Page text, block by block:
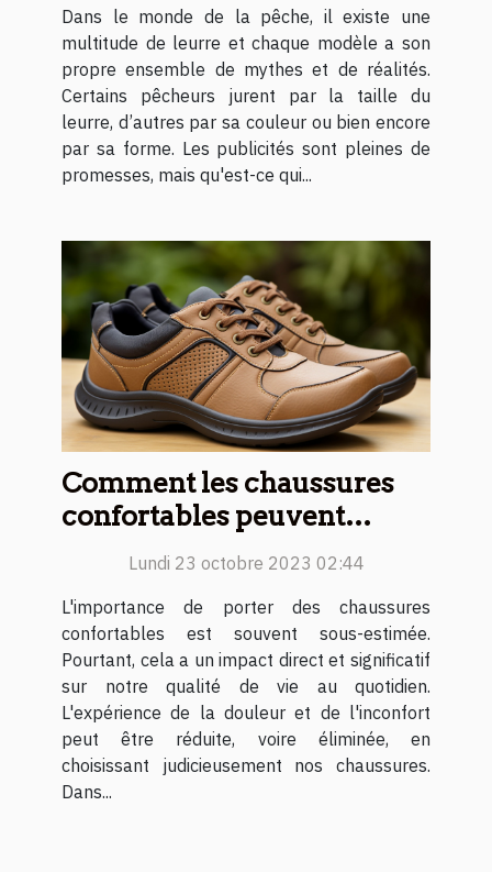
Dans le monde de la pêche, il existe une
multitude de leurre et chaque modèle a son
propre ensemble de mythes et de réalités.
Certains pêcheurs jurent par la taille du
leurre, d’autres par sa couleur ou bien encore
par sa forme. Les publicités sont pleines de
promesses, mais qu'est-ce qui...
Comment les chaussures
confortables peuvent
améliorer votre qualité de
Lundi 23 octobre 2023 02:44
L'importance de porter des chaussures
confortables est souvent sous-estimée.
Pourtant, cela a un impact direct et significatif
sur notre qualité de vie au quotidien.
L'expérience de la douleur et de l'inconfort
peut être réduite, voire éliminée, en
choisissant judicieusement nos chaussures.
Dans...